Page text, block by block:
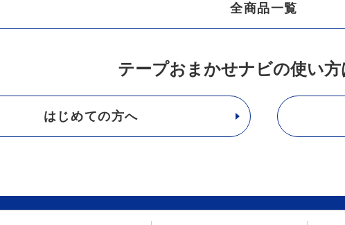
全商品一覧
テープおまかせナビの使い方
はじめての方へ